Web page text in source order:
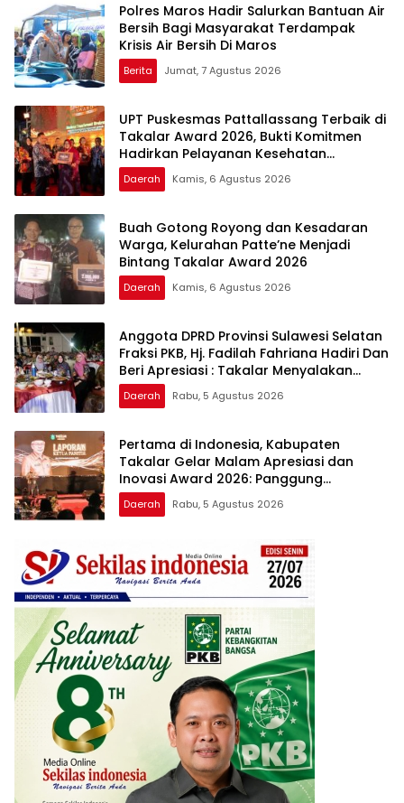
Polres Maros Hadir Salurkan Bantuan Air
Bersih Bagi Masyarakat Terdampak
Krisis Air Bersih Di Maros
Berita Jumat, 7 Agustus 2026
UPT Puskesmas Pattallassang Terbaik di
Takalar Award 2026, Bukti Komitmen
Hadirkan Pelayanan Kesehatan
Berkualitas
Daerah Kamis, 6 Agustus 2026
Buah Gotong Royong dan Kesadaran
Warga, Kelurahan Patte’ne Menjadi
Bintang Takalar Award 2026
Daerah Kamis, 6 Agustus 2026
Anggota DPRD Provinsi Sulawesi Selatan
Fraksi PKB, Hj. Fadilah Fahriana Hadiri Dan
Beri Apresiasi : Takalar Menyalakan
Lentera Pengabdian Melalui Malam
Apresiasi dan Inovasi Award 2026
Daerah Rabu, 5 Agustus 2026
Pertama di Indonesia, Kabupaten
Takalar Gelar Malam Apresiasi dan
Inovasi Award 2026: Panggung
Penghargaan bagi Pelayan Publik
Berprestasi
Daerah Rabu, 5 Agustus 2026